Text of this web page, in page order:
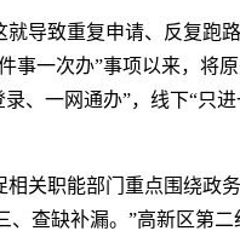
导致重复申请、反复跑
事一次办”事项以来，将
、一网通办”，线下“只
关职能部门重点围绕政
、查缺补漏。”高新区第